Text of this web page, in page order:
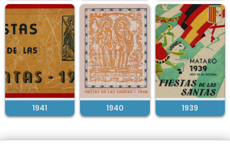
1941 1940 1939